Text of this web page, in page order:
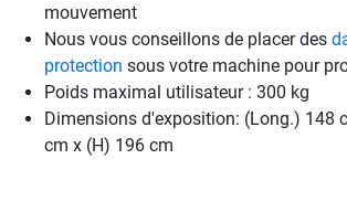
mouvement
Nous vous conseillons de placer des
protection sous votre machine pour
Poids maximal utilisateur : 300 kg
Dimensions d'exposition: (Long.) 148
cm x (H) 196 cm